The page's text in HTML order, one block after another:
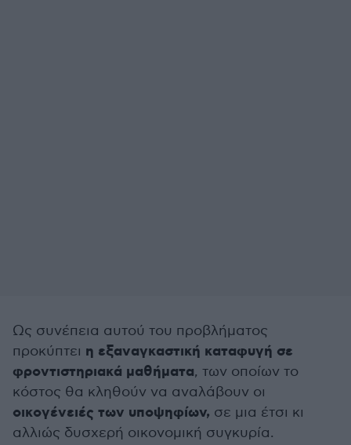
Ως συνέπεια αυτού του προβλήματος
προκύπτει η εξαναγκαστική καταφυγή σε
φροντιστηριακά μαθήματα, των οποίων το
κόστος θα κληθούν να αναλάβουν οι
οικογένειές των υποψηφίων, σε μια έτσι κι
αλλιώς δυσχερή οικονομική συγκυρία.